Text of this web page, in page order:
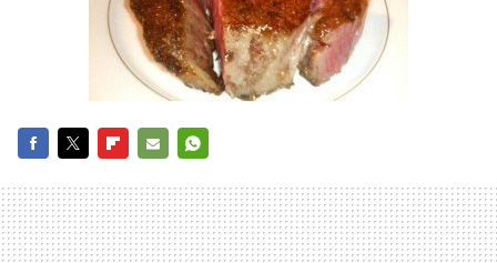
MAIL